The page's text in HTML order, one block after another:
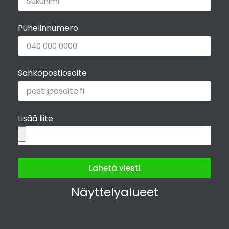
Puhelinnumero
Sähköpostiosoite
Lisää liite
Lähetä viesti
Näyttelyalueet